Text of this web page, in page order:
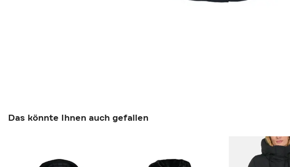
Das könnte Ihnen auch gefallen